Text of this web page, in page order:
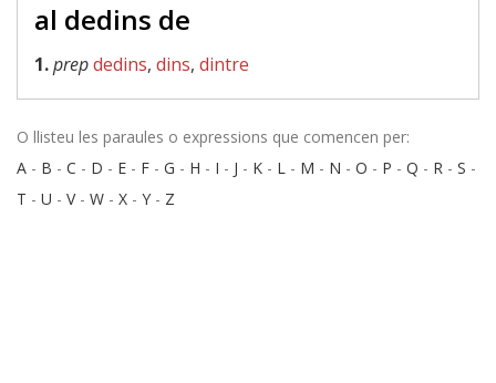
al dedins de
1.prepdedins, dins, dintre
O llisteu les paraules o expressions que comencen per:
A - B - C - D - E - F - G - H - I - J - K - L - M - N - O - P - Q - R - S -
T - U - V- W - X - Y - Z